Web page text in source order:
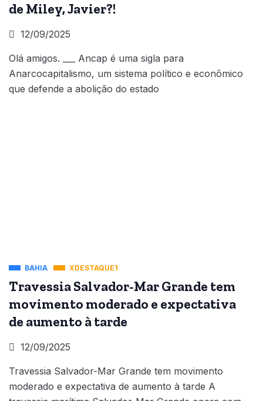
de Miley, Javier?!
12/09/2025
Olá amigos. ___ ​Ancap é uma sigla para
Anarcocapitalismo, um sistema político e econômico
que defende a abolição do estado
BAHIA XDESTAQUE1
Travessia Salvador-Mar Grande tem
movimento moderado e expectativa
de aumento à tarde
12/09/2025
Travessia Salvador-Mar Grande tem movimento
moderado e expectativa de aumento à tarde A